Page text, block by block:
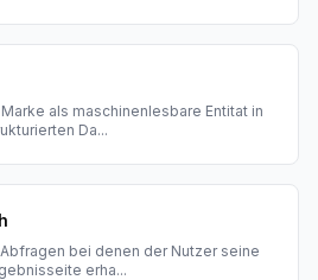
als maschinenlesbare Entitat in
Da...
bei denen der Nutzer seine
erha...